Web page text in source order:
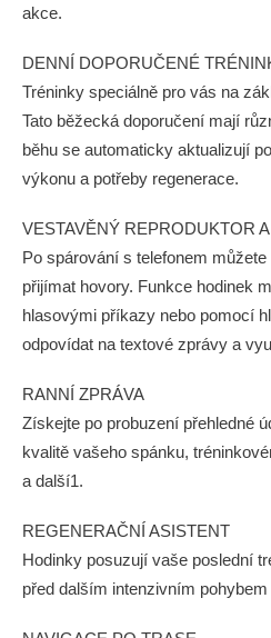
akce.
DENNÍ DOPORUČENÉ
Tréninky speciálně pro vás na
Tato běžecká doporučení mají
běhu se automaticky aktualizují
výkonu a potřeby regenerace.
VESTAVĚNÝ REPRODUKTOR
Po spárování s telefonem
přijímat hovory. Funkce hodinek
hlasovými příkazy nebo pomocí
odpovídat na textové zprávy a
RANNÍ ZPRÁVA
Získejte po probuzení přehledné
kvalitě vašeho spánku,
a další1.
REGENERAČNÍ ASISTENT
Hodinky posuzují vaše poslední
před dalším intenzivním